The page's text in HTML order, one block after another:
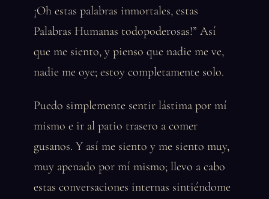
¡Oh estas palabras inmortales, estas
Palabras Humanas todopoderosas!” Así
que me siento, y pienso que nadie me ve,
nadie me oye; estoy completamente solo.
Puedo simplemente sentir lástima por mí
mismo e ir al patio trasero a comer
gusanos. Y así me siento y me siento muy,
muy apenado por mí mismo; llevo a cabo
estas conversaciones internas sintiéndome